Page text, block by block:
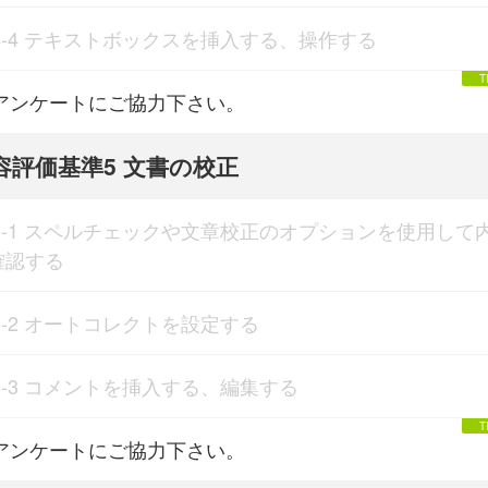
4 テキストボックスを挿入する、操作する
ンケートにご協力下さい。
評価基準5 文書の校正
1 スペルチェックや文章校正のオプションを使用して
する
2 オートコレクトを設定する
3 コメントを挿入する、編集する
ンケートにご協力下さい。